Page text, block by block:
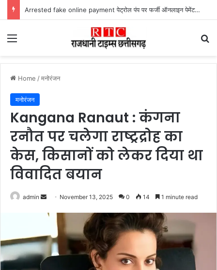
Arrested fake online payment पेट्रोल पंप पर फर्जी ऑनलाइन पेमेंट दिखाकर ठगी करने वाला युवक गिरफ्तार
Menu
Home /मनोरंजन
मनोरंजन
Kangana Ranaut : कंगना
रनौत पर चलेगा राष्ट्रद्रोह का
केस, किसानों को लेकर दिया था
विवादित बयान
admin
Send
email
November 13, 2025 0 14 1 minute read